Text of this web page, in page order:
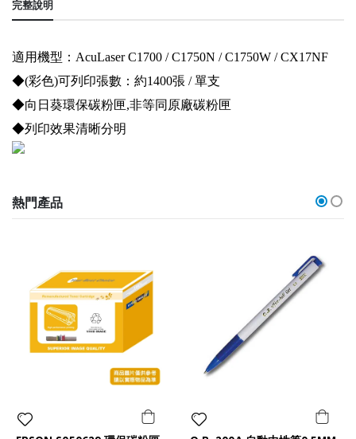
完整說明
適用機型：AcuLaser C1700 / C1750N / C1750W / CX17NF
◆(彩色)可列印張數：約1400張 / 單支
◆向日葵環保碳粉匣,非等同原廠碳粉匣
◆列印效果清晰分明
熱門產品